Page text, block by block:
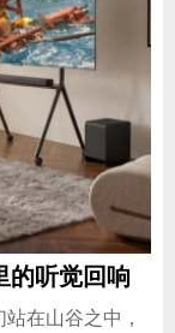
的听觉回响
在山谷之中，